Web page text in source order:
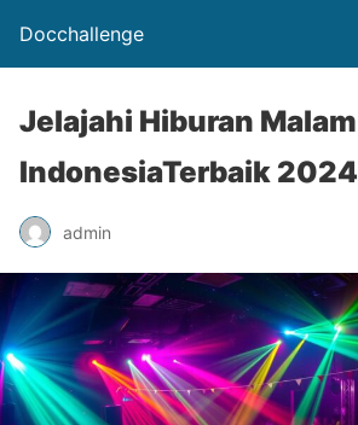
Docchallenge
Jelajahi Hiburan Malam
IndonesiaTerbaik 2024
admin